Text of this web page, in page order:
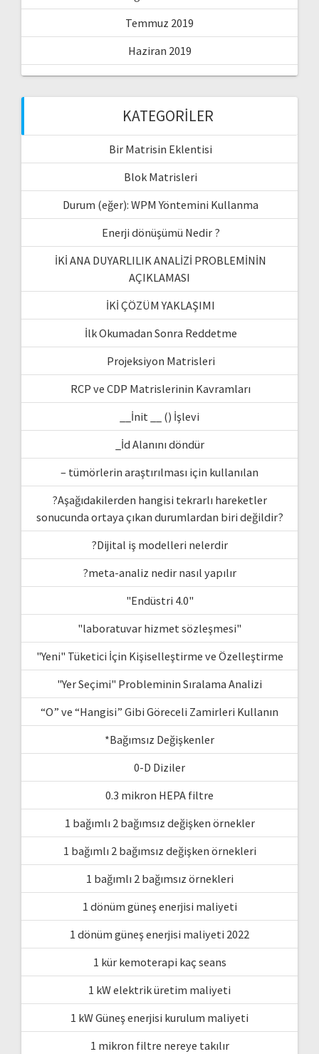
Temmuz 2019
Haziran 2019
KATEGORILER
Bir Matrisin Eklentisi
Blok Matrisleri
Durum (eğer): WPM Yöntemini Kullanma
Enerji dönüşümü Nedir ?
İKİ ANA DUYARLILIK ANALİZİ PROBLEMİNİN
AÇIKLAMASI
İKİ ÇÖZÜM YAKLAŞIMI
İlk Okumadan Sonra Reddetme
Projeksiyon Matrisleri
RCP ve CDP Matrislerinin Kavramları
__İnit __ () İşlevi
_İd Alanını döndür
– tümörlerin araştırılması için kullanılan
?Aşağıdakilerden hangisi tekrarlı hareketler
sonucunda ortaya çıkan durumlardan biri değildir?
?Dijital iş modelleri nelerdir
?meta-analiz nedir nasıl yapılır
"Endüstri 4.0"
"laboratuvar hizmet sözleşmesi"
"Yeni" Tüketici İçin Kişiselleştirme ve Özelleştirme
"Yer Seçimi" Probleminin Sıralama Analizi
“O” ve “Hangisi” Gibi Göreceli Zamirleri Kullanın
*Bağımsız Değişkenler
0-D Diziler
0.3 mikron HEPA filtre
1 bağımlı 2 bağımsız değişken örnekler
1 bağımlı 2 bağımsız değişken örnekleri
1 bağımlı 2 bağımsız örnekleri
1 dönüm güneş enerjisi maliyeti
1 dönüm güneş enerjisi maliyeti 2022
1 kür kemoterapi kaç seans
1 kW elektrik üretim maliyeti
1 kW Güneş enerjisi kurulum maliyeti
1 mikron filtre nereye takılır